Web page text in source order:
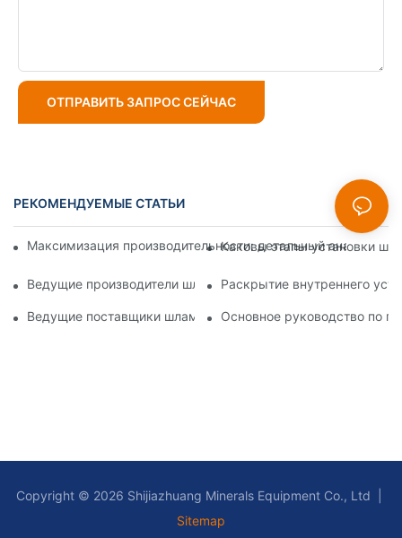
ОТПРАВИТЬ ЗАПРОС СЕЙЧАС
РЕКОМЕНДУЕМЫЕ СТАТЬИ
Максимизация производительности: детальный анализ
Каковы этапы установки
Ведущие производители шламовых насосов: ведущие
Раскрытие внутреннего
Ведущие поставщики шламовых насосов в отрасли:
Основное руководство по
Copyright © 2026 Shijiazhuang Minerals Equipment Co., Ltd |
Sitemap